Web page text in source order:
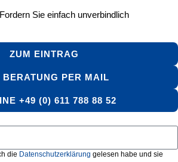
Sie einfach unverbindlich
ZUM EINTRAG
BERATUNG PER MAIL
+49 (0) 611 788 88 52
die Datenschutzerklärung gelesen habe und sie